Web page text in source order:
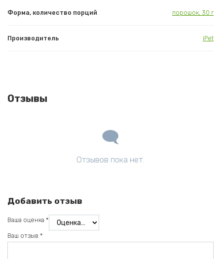
Форма, количество порций порошок, 30 г
Производитель iPet
Отзывы
Отзывов пока нет.
Добавить отзыв
Ваша оценка *
Ваш отзыв *